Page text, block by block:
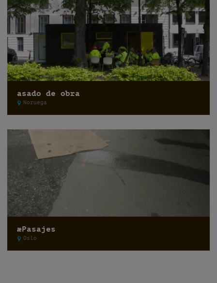
asado de obra
Noruega
æPasajes
Oslo